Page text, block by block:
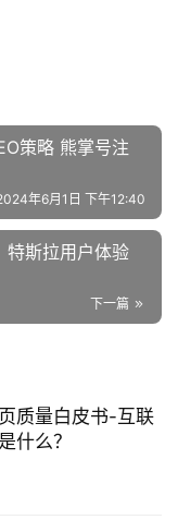
策略 熊掌号注
年6月1日 下午12:40
特斯拉用户体验
下一篇
质量白皮书-互联
什么？